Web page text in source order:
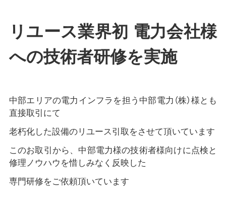
リユース業界初 電力会社様
への技術者研修を実施
中部エリアの電力インフラを担う中部電力（株）様とも
直接取引にて
老朽化した設備のリユース引取をさせて頂いています
このお取引から、中部電力様の技術者様向けに点検と
修理ノウハウを惜しみなく反映した
専門研修をご依頼頂いています